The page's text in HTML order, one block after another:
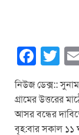
F
a
c
e
T
wi
tt
er
নিউজ ডেক্স::
গ্রামের উত্তরের
আসর বন্ধের
বৃহ:বার সকাল ১১